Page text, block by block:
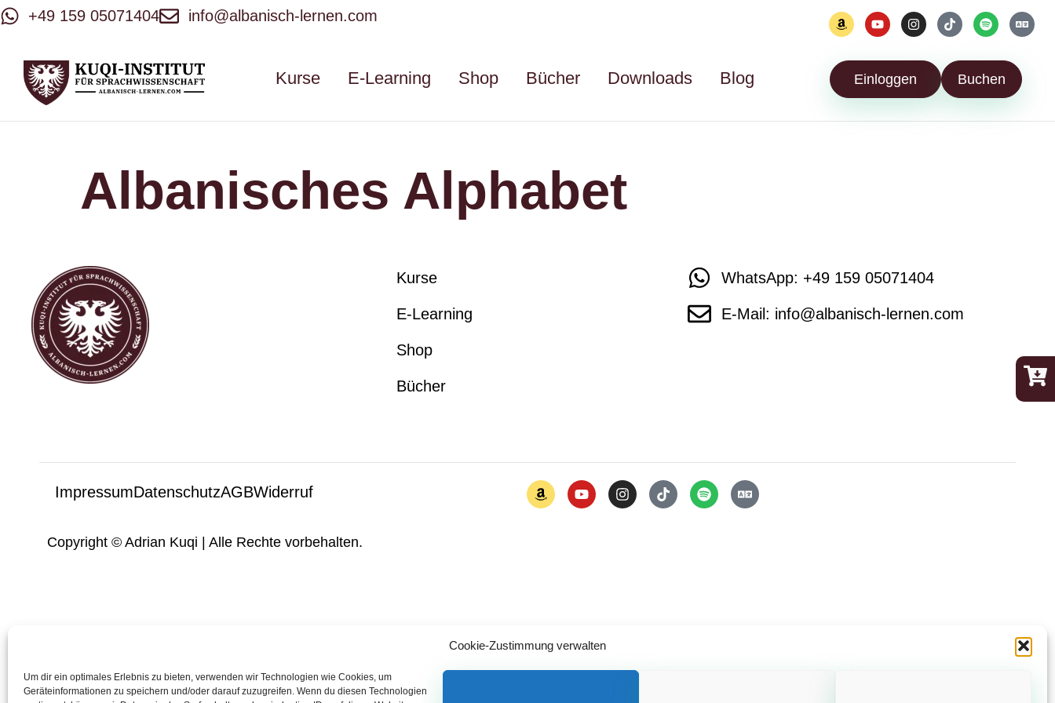
Cookie-Zustimmung verwalten
Um dir ein optimales Erlebnis zu bieten, verwenden wir Technologien wie Cookies, um
Geräteinformationen zu speichern und/oder darauf zuzugreifen. Wenn du diesen Technologien
+49 159 05071404 info@albanisch-lernen.com
Kurse E-Learning Shop Bücher Downloads Blog Einloggen Buchen
Albanisches Alphabet
Kurse
E-Learning
Shop
Bücher
WhatsApp: +49 159 05071404
E-Mail: info@albanisch-lernen.com
ImpressumDatenschutzAGBWiderruf
Copyright © Adrian Kuqi | Alle Rechte vorbehalten.